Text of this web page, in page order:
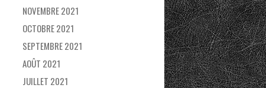
NOVEMBRE 2021
OCTOBRE 2021
SEPTEMBRE 2021
AOÛT 2021
JUILLET 2021